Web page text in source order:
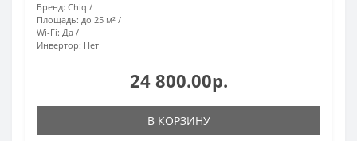
Бренд: Chiq
Площадь: до 25 м²
Wi-Fi: Да
Инвертор: Нет
24 800.00р.
В КОРЗИНУ